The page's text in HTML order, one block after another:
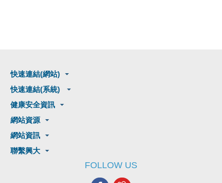
快速連結(網站)
快速連結(系統)
健康安全資訊
網站資源
網站資訊
聯繫興大
FOLLOW US